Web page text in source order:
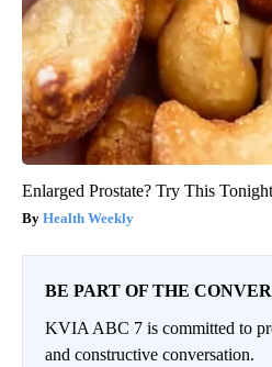
Enlarged Prostate? Try This
Health Weekly
BE PART OF THE
KVIA ABC 7 is committed to
and constructive conversation.